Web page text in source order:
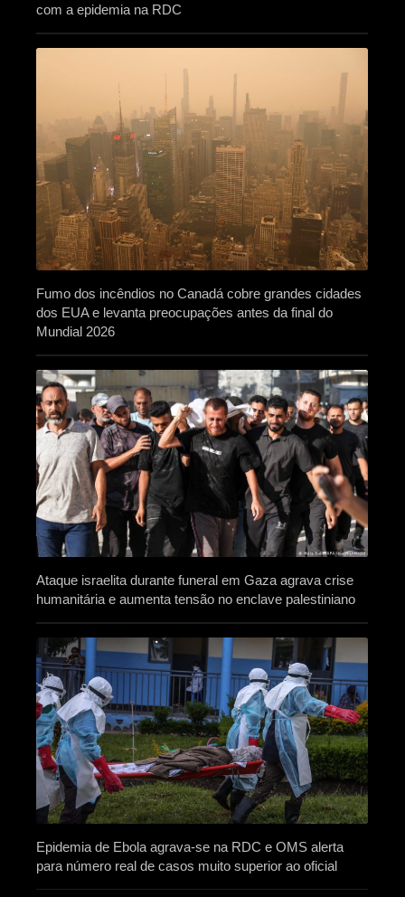
com a epidemia na RDC
Fumo dos incêndios no Canadá cobre grandes cidades
dos EUA e levanta preocupações antes da final do
Mundial 2026
Ataque israelita durante funeral em Gaza agrava crise
humanitária e aumenta tensão no enclave palestiniano
Epidemia de Ebola agrava-se na RDC e OMS alerta
para número real de casos muito superior ao oficial